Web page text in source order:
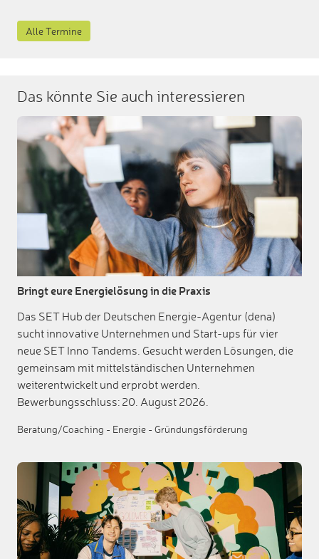
Alle Termine
Das könnte Sie auch interessieren
Bringt eure Energielösung in die Praxis
Das SET Hub der Deutschen Energie-Agentur (dena)
sucht innovative Unternehmen und Start-ups für vier
neue SET Inno Tandems. Gesucht werden Lösungen, die
gemeinsam mit mittelständischen Unternehmen
weiterentwickelt und erprobt werden.
Bewerbungsschluss: 20. August 2026.
Beratung/Coaching - Energie - Gründungsförderung